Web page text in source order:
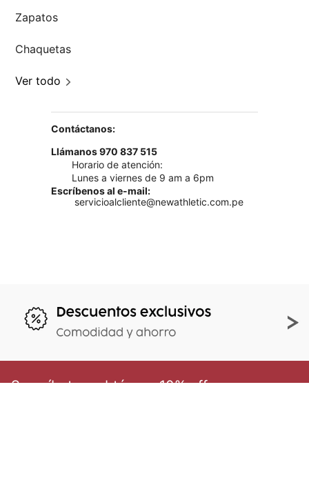
Zapatos
Chaquetas
Ver todo
Contáctanos:
Llámanos 970 837 515
Horario de atención:
Lunes a viernes de 9 am a 6pm
Escríbenos al e-mail:
servicioalcliente@newathletic.com.pe
Suscríbete y obtén un 10% off